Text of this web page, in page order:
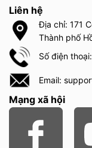
Liên hệ
Địa chỉ: 171
Thành phố
Số điện
Email:
Mạng xã hội